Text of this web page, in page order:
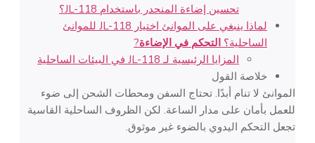
تحسين إضاءة المنحدر باستخدام JL-118؟
لماذا ينبغي على الموانئ اختيار JL-118 للموانئ
الساحلية؟ التحكم في الإضاءة?
المزايا الرئيسية لـ JL-118 في البيئات الساحلية
خلاصة القول
الموانئ لا تنام أبدًا. تحتاج السفن ومحطات الشحن إلى ضوء
للعمل بأمان على مدار الساعة. لكن الظروف الساحلية القاسية
تجعل التحكم اليدوي بالضوء غير موثوق.